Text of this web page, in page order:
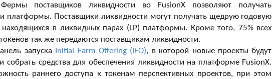
поставщиков ликвидности во FusionX позволяют получать
платформы. Поставщики ликвидности могут получать щедрую годовую
находящихся в ликвидных парах (LP) платформы. Кроме того, 75% всех
так же передаются поставщикам ликвидности.
запуска Initial Farm Offering (IFO), в которой новые проекты будут
собрать средства для обеспечения ликвидности на платформе FusionX.
раннего доступа к токенам перспективных проектов, при этом